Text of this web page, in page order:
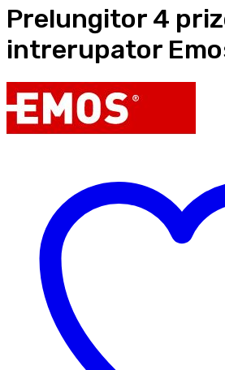
Prelungitor 4
intrerupator